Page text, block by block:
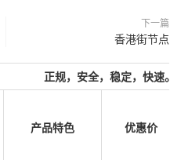
下一篇
香港街节点
正规，安全，稳定，快速。
产品特色 优惠价